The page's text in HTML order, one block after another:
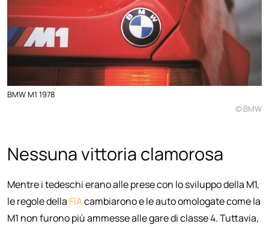
BMW M1 1978
© BMW
Nessuna vittoria clamorosa
Mentre i tedeschi erano alle prese con lo sviluppo della M1,
le regole della FIAcambiarono e le auto omologate come la
M1 non furono più ammesse alle gare di classe 4. Tuttavia,